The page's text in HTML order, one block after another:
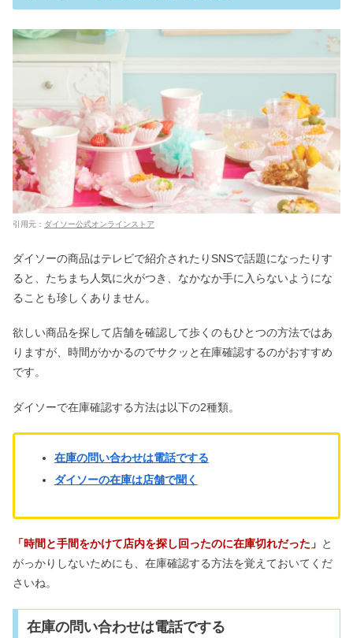
ィズニーや雪の場合【動画】
オイシックスはひどい？評判＆口コミ
｜一人暮らしは？勝手に届く？
急ぎで印鑑を買える場所｜ホームセン
ター&コンビニで売ってる？
けない人＆効果が出るまで
ルフの目安【動画】
い？意味や拝み方・よだれかけ解説
検便が出ない最終手段！そのまま提出
&コロコロうんちはOK？
効果&男性・女性の口コミ
キンミヤ焼酎・甲類焼酎は体に悪い&
まずい？飲み方・割り方も
引用元： ダイソー公式オンラインストア
ダイソーの商品はテレビで紹介されたりSNSで話題になったりす
ると、たちまち人気に火がつき、なかなか手に入らないようにな
ることも珍しくありません。
欲しい商品を探して店舗を確認して歩くのもひとつの方法ではあ
りますが、時間がかかるのでサクッと在庫確認するのがおすすめ
です。
ダイソーで在庫確認する方法は以下の2種類。
在庫の問い合わせは電話でする
ダイソーの在庫は店舗で聞く
「時間と手間をかけて店内を探し回ったのに在庫切れだった」 と
がっかりしないためにも、在庫確認する方法を覚えておいてくだ
さいね。
在庫の問い合わせは電話でする